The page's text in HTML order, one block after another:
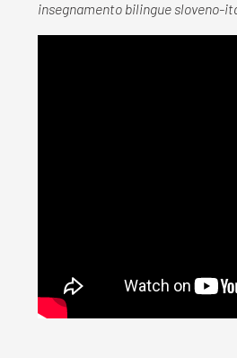
insegnamento bilingue sloveno-